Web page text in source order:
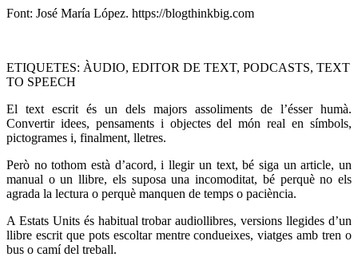
Font: José María López. https://blogthinkbig.com
ETIQUETES: ÀUDIO, EDITOR DE TEXT, PODCASTS, TEXT
TO SPEECH
El text escrit és un dels majors assoliments de l’ésser humà.
Convertir idees, pensaments i objectes del món real en símbols,
pictogrames i, finalment, lletres.
Però no tothom està d’acord, i llegir un text, bé siga un article, un
manual o un llibre, els suposa una incomoditat, bé perquè no els
agrada la lectura o perquè manquen de temps o paciència.
A Estats Units és habitual trobar audiollibres, versions llegides d’un
llibre escrit que pots escoltar mentre condueixes, viatges amb tren o
bus o camí del treball.